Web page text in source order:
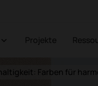
Projekte
Farben für